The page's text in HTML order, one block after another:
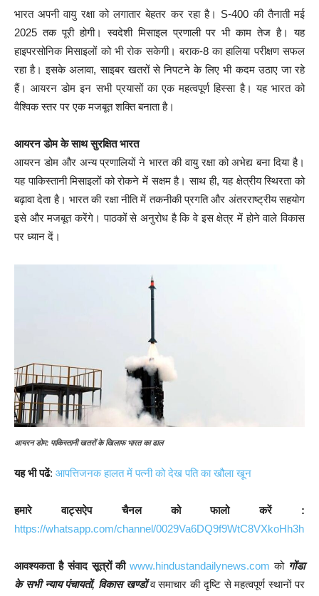
भारत अपनी वायु रक्षा को लगातार बेहतर कर रहा है। S-400 की तैनाती मई
2025 तक पूरी होगी। स्वदेशी मिसाइल प्रणाली पर भी काम तेज है। यह
हाइपरसोनिक मिसाइलों को भी रोक सकेगी। बराक-8 का हालिया परीक्षण सफल
रहा है। इसके अलावा, साइबर खतरों से निपटने के लिए भी कदम उठाए जा रहे
हैं। आयरन डोम इन सभी प्रयासों का एक महत्वपूर्ण हिस्सा है। यह भारत को
वैश्विक स्तर पर एक मजबूत शक्ति बनाता है।
आयरन डोम के साथ सुरक्षित भारत
आयरन डोम और अन्य प्रणालियों ने भारत की वायु रक्षा को अभेद्य बना दिया है।
यह पाकिस्तानी मिसाइलों को रोकने में सक्षम है। साथ ही, यह क्षेत्रीय स्थिरता को
बढ़ावा देता है। भारत की रक्षा नीति में तकनीकी प्रगति और अंतरराष्ट्रीय सहयोग
इसे और मजबूत करेंगे। पाठकों से अनुरोध है कि वे इस क्षेत्र में होने वाले विकास
पर ध्यान दें।
आयरन डोम: पाकिस्तानी खतरों के खिलाफ भारत का ढाल
यह भी पढें: आपत्तिजनक हालत में पत्नी को देख पति का खौला खून
हमारे वाट्सऐप चैनल को फालो करें :
https://whatsapp.com/channel/0029Va6DQ9f9WtC8VXkoHh3h
आवश्यकता है संवाद सूत्रों की www.hindustandailynews.com को गोंडा
के सभी न्याय पंचायतों, विकास खण्डों व समाचार की दृष्टि से महत्वपूर्ण स्थानों पर